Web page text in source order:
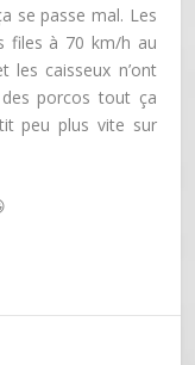
se passe mal. Les
files à 70 km/h au
les caisseux n’ont
porcos tout ça
peu plus vite sur